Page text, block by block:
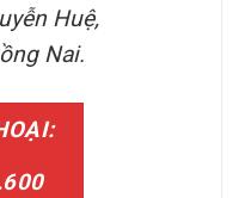
Huệ,
Nai.